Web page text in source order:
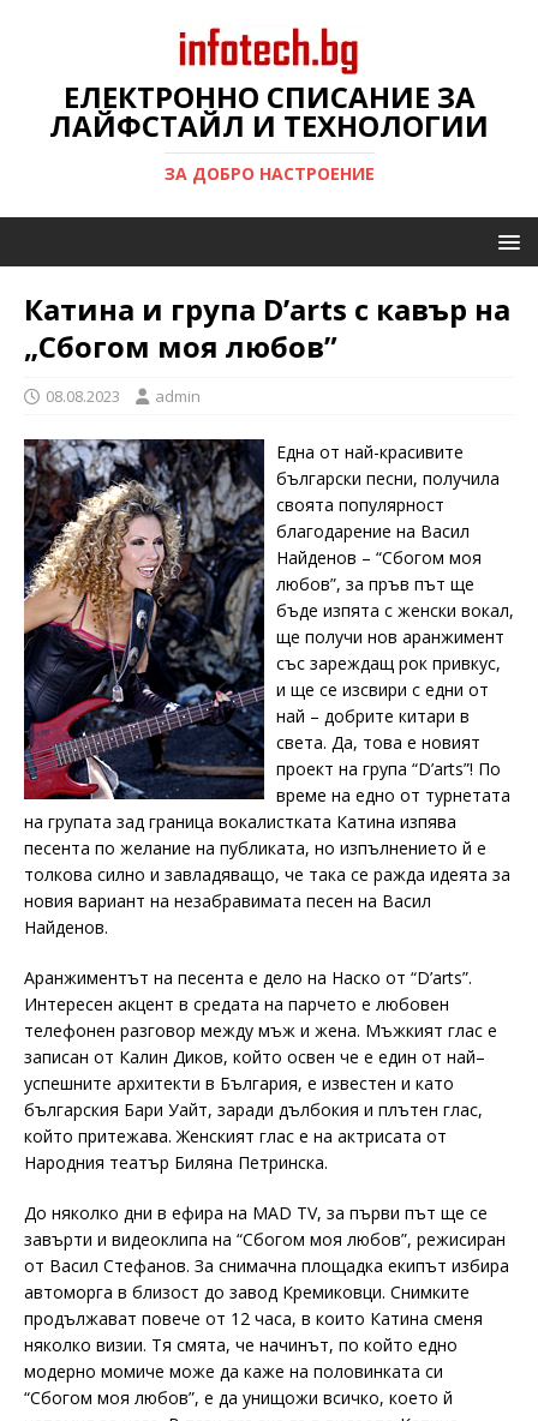
ЕЛЕКТРОННО СПИСАНИЕ ЗА
ЛАЙФСТАЙЛ И ТЕХНОЛОГИИ
ЗА ДОБРО НАСТРОЕНИЕ
Катина и група D’arts с кавър на
„Сбогом моя любов”
08.08.2023 admin
Една от най-красивите
български песни, получила
своята популярност
благодарение на Васил
Найденов – “Сбогом моя
любов”, за пръв път ще
бъде изпята с женски вокал,
ще получи нов аранжимент
със зареждащ рок привкус,
и ще се изсвири с едни от
най – добрите китари в
света. Да, това е новият
проект на група “D’arts”! По
време на едно от турнетата
на групата зад граница вокалистката Катина изпява
песента по желание на публиката, но изпълнението й е
толкова силно и завладяващо, че така се ражда идеята за
новия вариант на незабравимата песен на Васил
Найденов.
Aранжиментът на песента е дело на Наско от “D’arts”.
Интересен акцент в средата на парчето е любовен
телефонен разговор между мъж и жена. Мъжкият глас е
записан от Калин Диков, който освен че е един от най–
успешните архитекти в България, е известен и като
българския Бари Уайт, заради дълбокия и плътен глас,
който притежава. Женският глас е на актрисата от
Народния театър Биляна Петринска.
До няколко дни в ефира на MAD TV, за първи път ще се
завърти и видеоклипа на “Сбогом моя любов”, режисиран
от Васил Стефанов. За снимачна площадка екипът избира
автоморга в близост до завод Кремиковци. Снимките
продължават повече от 12 часа, в които Катина сменя
няколко визии. Тя смята, че начинът, по който едно
модерно момиче може да каже на половинката си
“Сбогом моя любов”, е да унищожи всичко, което й